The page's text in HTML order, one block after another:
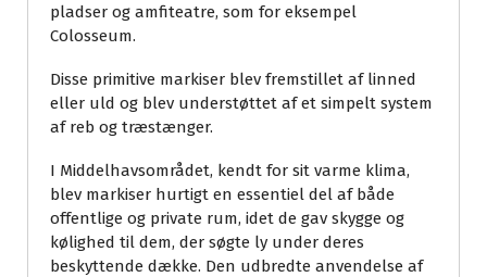
pladser og amfiteatre, som for eksempel
Colosseum.
Disse primitive markiser blev fremstillet af linned
eller uld og blev understøttet af et simpelt system
af reb og træstænger.
I Middelhavsområdet, kendt for sit varme klima,
blev markiser hurtigt en essentiel del af både
offentlige og private rum, idet de gav skygge og
kølighed til dem, der søgte ly under deres
beskyttende dække. Den udbredte anvendelse af